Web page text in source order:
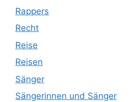
Rappers
Recht
Reise
Reisen
Sänger
Sängerinnen und Sänger